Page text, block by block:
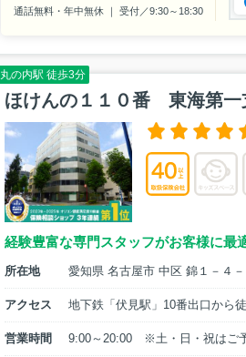
通話無料・年中無休 ｜ 受付／9:30～18:30
丸の内駅 徒歩3分
ほけんの１１０番 東海第一
経験豊富な専門スタッフがお客様に最
所在地 愛知県 名古屋市 中区 錦１－４
アクセス 地下鉄「伏見駅」10番出口から
営業時間 9:00～20:00 ※土・日・祝はご